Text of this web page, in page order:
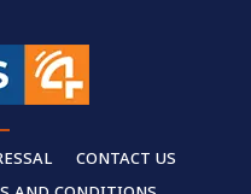
CONTACT US